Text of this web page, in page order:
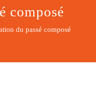
composé
du passé composé